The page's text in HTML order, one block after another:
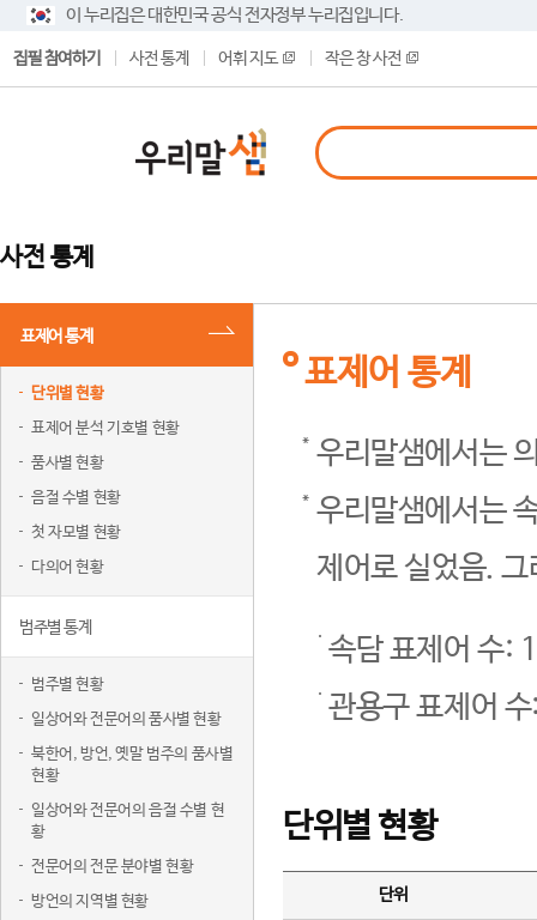
이 누리집은 대한민국 공식 전자정부 누리집입니다.
집필 참여하기 사전 통계 어휘 지도 작은 창 사전
사전 통계
표제어 통계
단위별 현황
표제어 분석 기호별 현황
품사별 현황
음절 수별 현황
첫 자모별 현황
다의어 현황
범주별 통계
범주별 현황
일상어와 전문어의 품사별 현황
북한어, 방언, 옛말 범주의 품사별
현황
일상어와 전문어의 음절 수별 현
황
전문어의 전문 분야별 현황
방언의 지역별 현황
표제어 통계
우리말샘에서는
우리말샘에서는
제어로 실었음.
속담 표제어 수:
관용구 표제어
단위별 현황
단위